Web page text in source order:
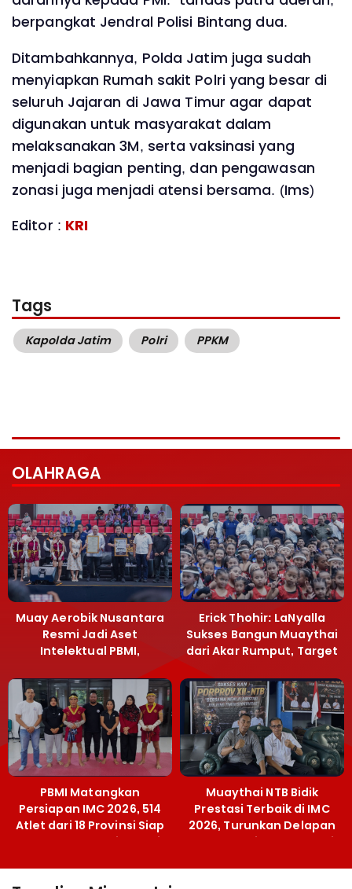
berpangkat Jendral Polisi Bintang dua.
Ditambahkannya, Polda Jatim juga sudah
menyiapkan Rumah sakit Polri yang besar di
seluruh Jajaran di Jawa Timur agar dapat
digunakan untuk masyarakat dalam
melaksanakan 3M, serta vaksinasi yang
menjadi bagian penting, dan pengawasan
zonasi juga menjadi atensi bersama. (Ims)
Editor : KRI
Tags
Kapolda Jatim Polri PPKM
OLAHRAGA
Muay Aerobik Nusantara
Resmi Jadi Aset
Intelektual PBMI,
Terobosan Bangun
Grassroots
Erick Thohir: LaNyalla
Sukses Bangun Muaythai
dari Akar Rumput, Target
PBMI Matangkan
Persiapan IMC 2026, 514
Atlet dari 18 Provinsi Siap
Berlaga Besok di Bekasi
Muaythai NTB Bidik
Prestasi Terbaik di IMC
2026, Turunkan Delapan
Atlet ke Kejurnas Bekasi